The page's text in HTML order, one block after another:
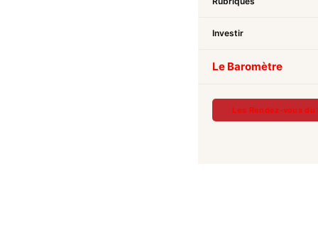
Investir
Le Baromètre
Les Rendez-vous